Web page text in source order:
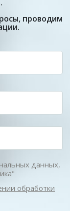
проводим
данных,
обработки